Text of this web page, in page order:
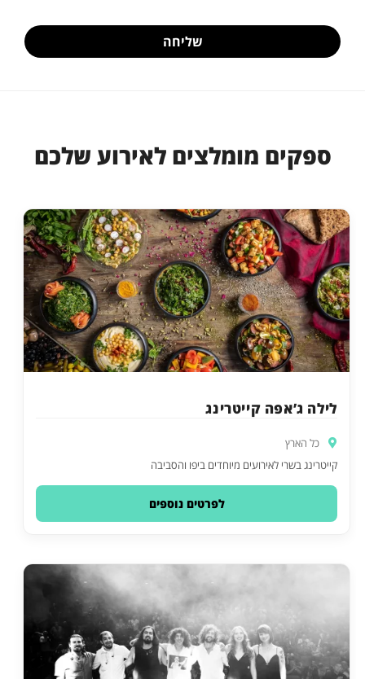
שליחה
ספקים מומלצים לאירוע שלכם
לילה ג’אפה קייטרינג
כל הארץ
קייטרינג בשרי לאירועים מיוחדים ביפו והסביבה
לפרטים נוספים